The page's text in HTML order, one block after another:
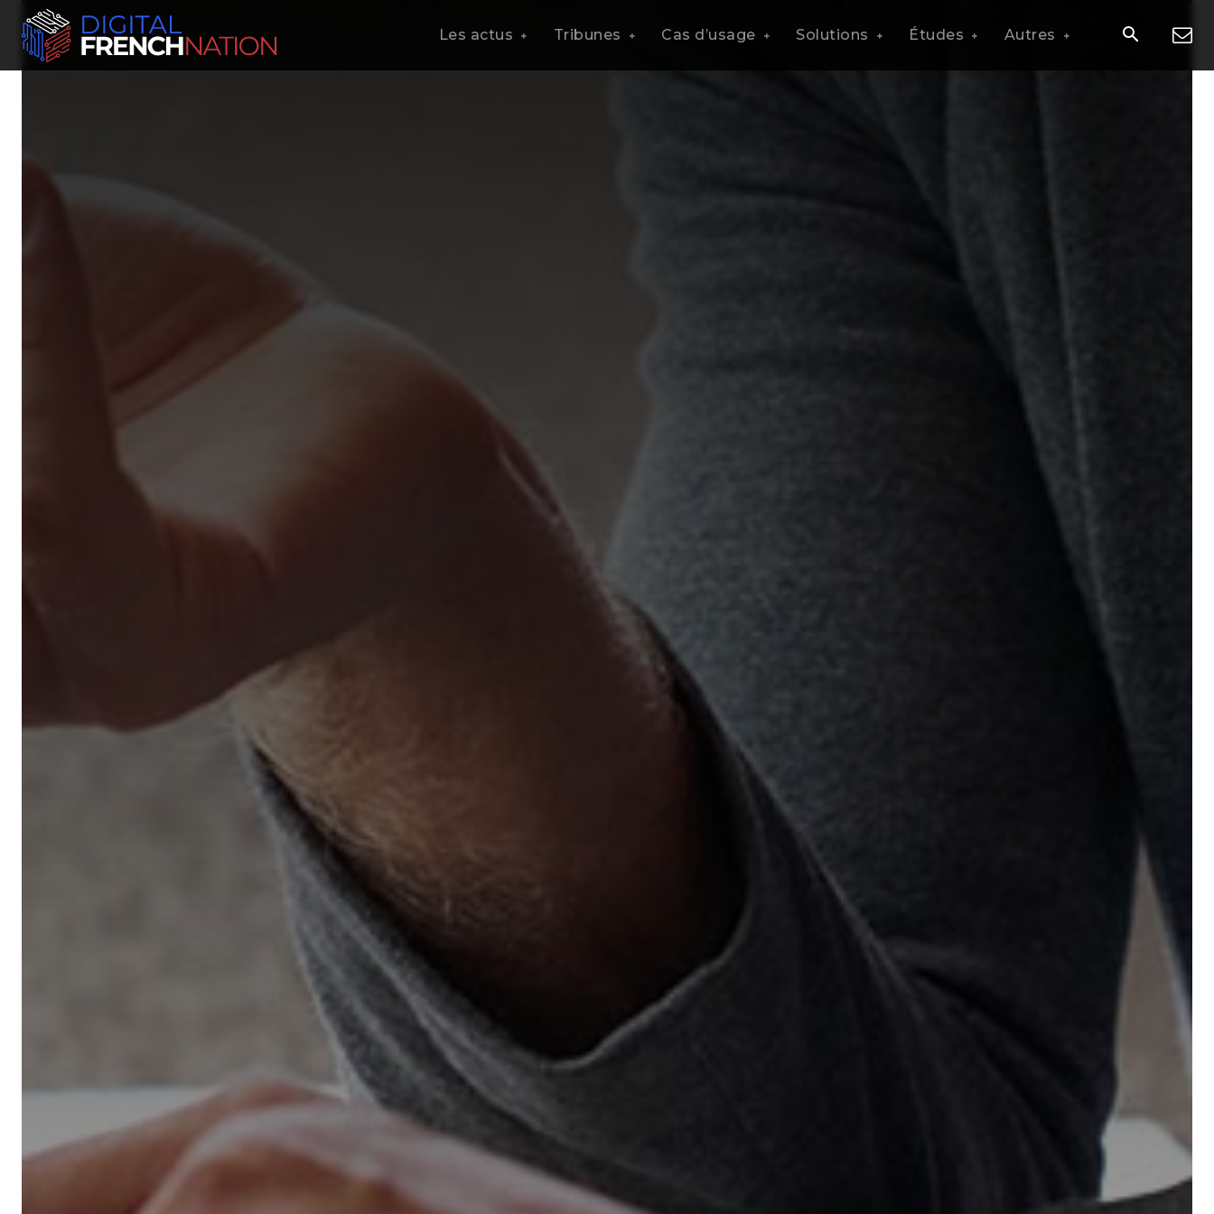
Les actus Tribunes Cas d’usage Solutions Études Autres